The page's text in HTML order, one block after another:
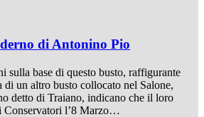
di Antonino Pio
sulla base di questo busto, raffigurante
un altro busto collocato nel Salone,
detto di Traiano, indicano che il loro
Conservatori l’8 Marzo…